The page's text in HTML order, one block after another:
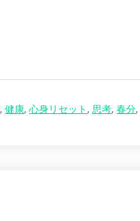
, 健康, 心身リセット, 思考, 春分,